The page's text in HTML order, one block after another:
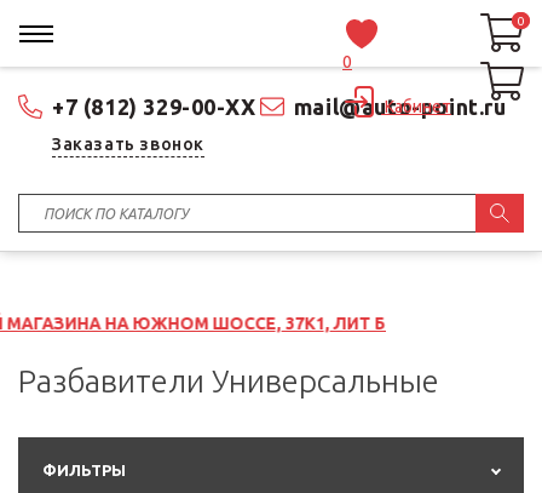
+7 (812) 329-00-XX mail@auto-point.ru
Заказать звонок
0
Кабинет
0
0
ЮЖНОМ ШОССЕ, 37К1, ЛИТ Б
Разбавители Универсальные
ФИЛЬТРЫ